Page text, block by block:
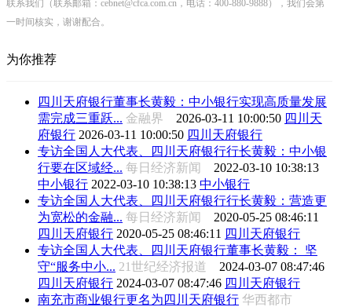
联系我们（联系邮箱：cebnet@cfca.com.cn，电话：400-880-9888），我们会第
一时间核实，谢谢配合。
为你推荐
四川天府银行董事长黄毅：中小银行实现高质量发展
需完成三重跃... 金融界 2026-03-11 10:00:50 四川天
府银行 2026-03-11 10:00:50 四川天府银行
专访全国人大代表、四川天府银行行长黄毅：中小银
行要在区域经... 每日经济新闻 2022-03-10 10:38:13
中小银行 2022-03-10 10:38:13 中小银行
专访全国人大代表、四川天府银行行长黄毅：营造更
为宽松的金融... 每日经济新闻 2020-05-25 08:46:11
四川天府银行 2020-05-25 08:46:11 四川天府银行
专访全国人大代表、四川天府银行董事长黄毅： 坚
守“服务中小... 21世纪经济报道 2024-03-07 08:47:46
四川天府银行 2024-03-07 08:47:46 四川天府银行
南充市商业银行更名为四川天府银行 华西都市